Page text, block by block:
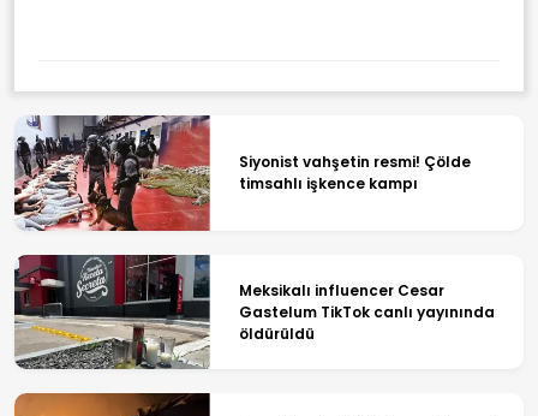
Siyonist vahşetin resmi! Çölde
timsahlı işkence kampı
Meksikalı influencer Cesar
Gastelum TikTok canlı yayınında
öldürüldü